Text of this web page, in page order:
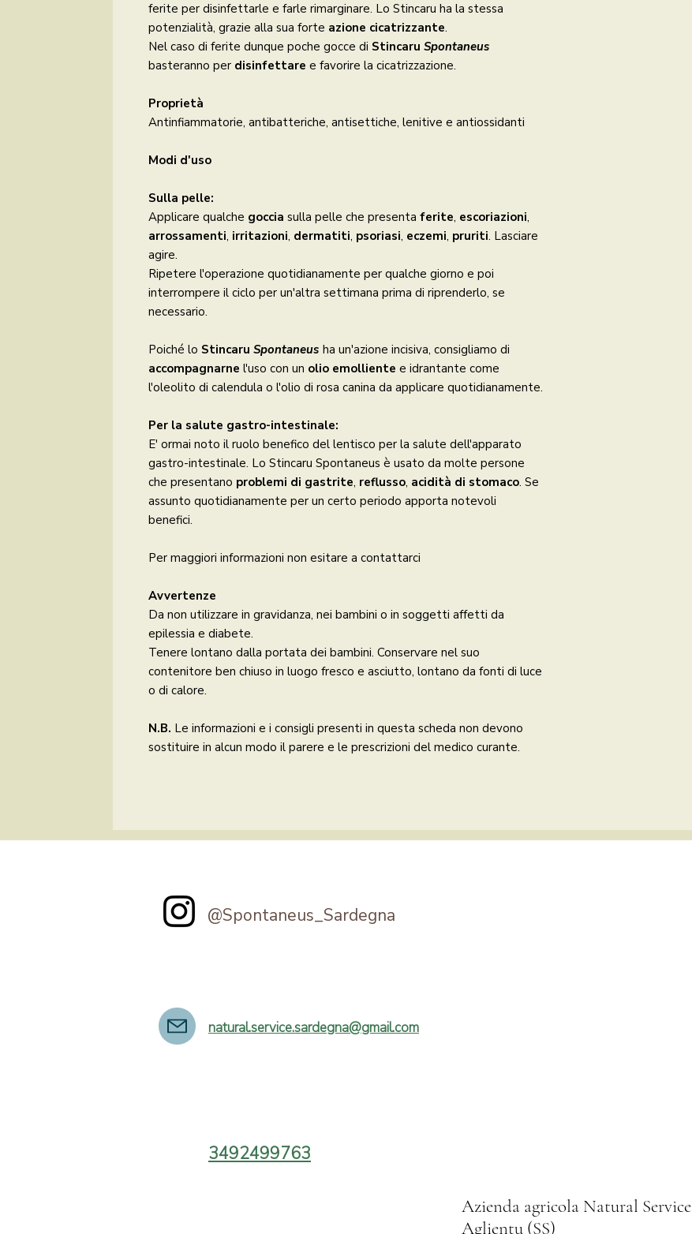
ferite per disinfettarle e farle rimarginare. Lo Stincaru ha la stessa
potenzialità, grazie alla sua forte azione cicatrizzante.
Nel caso di ferite dunque poche gocce di Stincaru Spontaneus
basteranno per disinfettare e favorire la cicatrizzazione.
Proprietà
Antinfiammatorie, antibatteriche, antisettiche, lenitive e antiossidanti
Modi d'uso
Sulla pelle:
Applicare qualche goccia sulla pelle che presenta ferite, escoriazioni,
arrossamenti, irritazioni, dermatiti, psoriasi, eczemi, pruriti. Lasciare
agire.
Ripetere l'operazione quotidianamente per qualche giorno e poi
interrompere il ciclo per un'altra settimana prima di riprenderlo, se
necessario.
Poiché lo Stincaru Spontaneus ha un'azione incisiva, consigliamo di
accompagnarne l'uso con un olio emolliente e idrantante come
l'oleolito di calendula o l'olio di rosa canina da applicare quotidianamente.
Per la salute gastro-intestinale:
E' ormai noto il ruolo benefico del lentisco per la salute dell'apparato
gastro-intestinale. Lo Stincaru Spontaneus è usato da molte persone
che presentano problemi di gastrite, reflusso, acidità di stomaco. Se
assunto quotidianamente per un certo periodo apporta notevoli
benefici.
Per maggiori informazioni non esitare a contattarci
Avvertenze
Da non utilizzare in gravidanza, nei bambini o in soggetti affetti da
epilessia e diabete.
Tenere lontano dalla portata dei bambini. Conservare nel suo
contenitore ben chiuso in luogo fresco e asciutto, lontano da fonti di luce
o di calore.
N.B. Le informazioni e i consigli presenti in questa scheda non devono
sostituire in alcun modo il parere e le prescrizioni del medico curante.
@Spontaneus_Sardegna
natural.service.sardegna@gmail.com
3492499763
Azienda agricola Natural Service
Aglientu (SS)